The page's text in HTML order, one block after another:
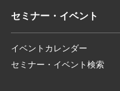
セミナー・イベント
イベントカレンダー
セミナー・イベント検索